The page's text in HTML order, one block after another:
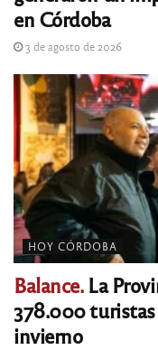
en Córdoba
3 de agosto de 2026
HOY CÓRDOBA
Balance.La
378.000 turistas
invierno